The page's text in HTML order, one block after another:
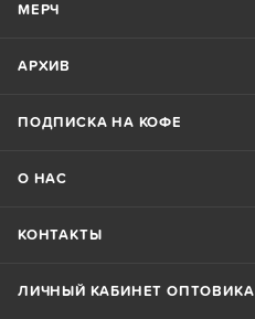
МЕРЧ
АРХИВ
ПОДПИСКА НА КОФЕ
О НАС
КОНТАКТЫ
ЛИЧНЫЙ КАБИНЕТ ОПТОВИКА